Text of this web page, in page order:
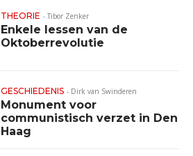
THEORIE - Tibor Zenker
Enkele lessen van de
Oktoberrevolutie
GESCHIEDENIS - Dirk van Swinderen
Monument voor
communistisch verzet in Den
Haag